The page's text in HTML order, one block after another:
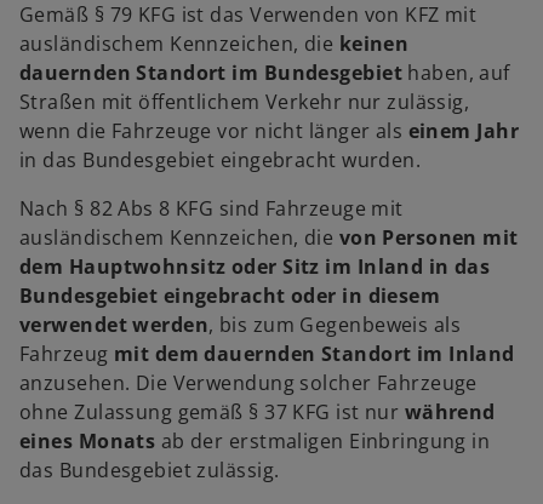
Gemäß § 79 KFG ist das Verwenden von KFZ mit
ausländischem Kennzeichen, die keinen
dauernden Standort im Bundesgebiethaben, auf
Straßen mit öffentlichem Verkehr nur zulässig,
wenn die Fahrzeuge vor nicht länger als einem Jahr
in das Bundesgebiet eingebracht wurden.
Nach § 82 Abs 8 KFG sind Fahrzeuge mit
ausländischem Kennzeichen, die von Personen mit
dem Hauptwohnsitz oder Sitz im Inland in das
Bundesgebiet eingebracht oder in diesem
verwendet werden, bis zum Gegenbeweis als
Fahrzeug mit dem dauernden Standort im Inland
anzusehen. Die Verwendung solcher Fahrzeuge
ohne Zulassung gemäß § 37 KFG ist nur während
eines Monats ab der erstmaligen Einbringung in
das Bundesgebiet zulässig.